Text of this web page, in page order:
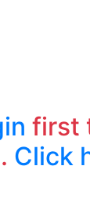
first
Click